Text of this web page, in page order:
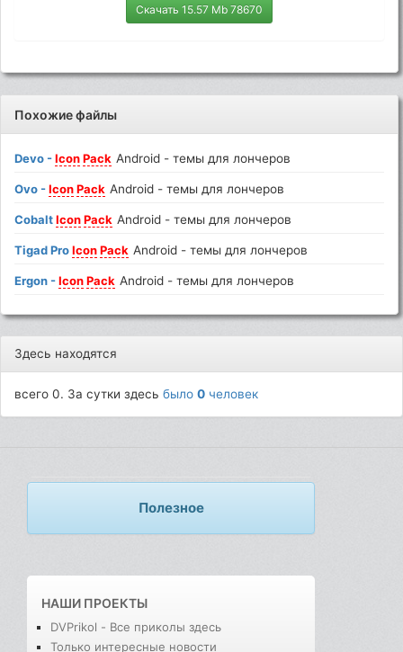
Скачать 15.57 Mb 78670
Похожие файлы
Devo -Icon Pack Android - темы для лончеров
Ovo -Icon Pack Android - темы для лончеров
CobaltIcon Pack Android - темы для лончеров
Tigad ProIcon Pack Android - темы для лончеров
Ergon -Icon Pack Android - темы для лончеров
Здесь находятся
всего 0. За сутки здесьбыло0 человек
Полезное
НАШИ ПРОЕКТЫ
DVPrikol - Все приколы здесь
Только интересные новости